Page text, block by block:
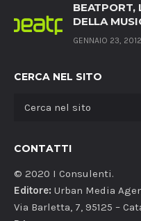
BEATPORT,
DELLA
GENNAIO 23, 2012
CERCA NEL SITO
CONTATTI
© 2020 I Consulenti.
Editore: Urban Media
Via Barletta, 7, 95125 –